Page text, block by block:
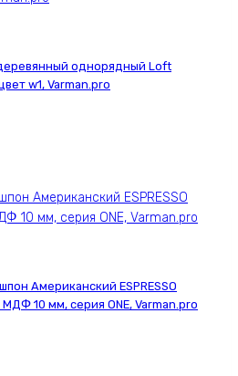
однорядный Loft
w1, Varman.pro
Американский ESPRESSO
10 мм, серия ONE, Varman.pro